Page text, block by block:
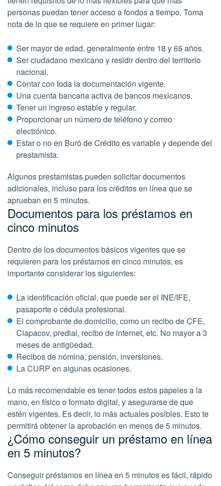
personas puedan tener acceso a fondos a tiempo. Toma
nota de lo que se requiere en primer lugar:
Ser mayor de edad, generalmente entre 18 y 65 años.
Ser ciudadano mexicano y residir dentro del territorio
nacional.
Contar con toda la documentación vigente.
Una cuenta bancaria activa de bancos mexicanos.
Tener un ingreso estable y regular.
Proporcionar un número de teléfono y correo
electrónico.
Estar o no en Buró de Crédito es variable y depende del
prestamista.
Algunos prestamistas pueden solicitar documentos
adicionales, incluso para los créditos en línea que se
aprueban en 5 minutos.
Documentos para los préstamos en
cinco minutos
Dentro de los documentos básicos vigentes que se
requieren para los préstamos en cinco minutos, es
importante considerar los siguientes:
La identificación oficial, que puede ser el INE/IFE,
pasaporte o cédula profesional.
El comprobante de domicilio, como un recibo de CFE,
Ciapacov, predial, recibo de internet, etc. No mayor a 3
meses de antigüedad.
Recibos de nómina, pensión, inversiones.
La CURP en algunas ocasiones.
Lo más recomendable es tener todos estos papeles a la
mano, en físico o formato digital, y asegurarse de que
estén vigentes. Es decir, lo más actuales posibles. Esto te
permitirá obtener la aprobación en menos de 5 minutos.
¿Cómo conseguir un préstamo en línea
en 5 minutos?
Conseguir préstamos en línea en 5 minutos es fácil, rápido